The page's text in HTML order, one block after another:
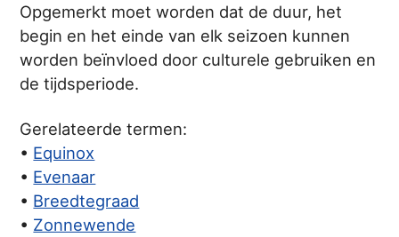
Opgemerkt moet worden dat de duur, het
begin en het einde van elk seizoen kunnen
worden beïnvloed door culturele gebruiken en
de tijdsperiode.
Gerelateerde termen:
• Equinox
• Evenaar
• Breedtegraad
• Zonnewende